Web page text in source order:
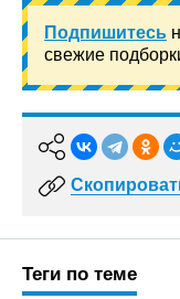
Подпишитесь
свежие
Теги по теме